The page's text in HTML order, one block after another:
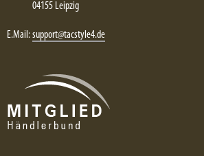
04155 Leipzig
E.Mail:support@tacstyle4.de